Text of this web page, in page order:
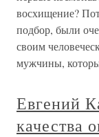
восхищение?
подбор, были
своим
мужчины,
Евгений
качества